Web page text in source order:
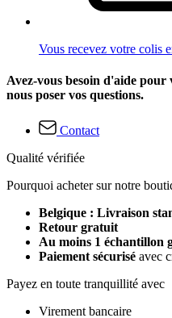
Vous recevez votre colis
Avez-vous besoin d'aide pour
nous poser vos questions.
Contact
Qualité vérifiée
Pourquoi acheter sur notre
Belgique : Livraison
Retour gratuit
Au moins 1 échantillon
Paiement sécurisé avec
Payez en toute tranquillité avec
Virement bancaire